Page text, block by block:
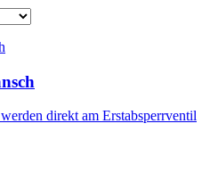
direkt am Erstabsperrventil